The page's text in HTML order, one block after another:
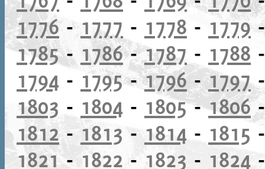
1776- 1777 - 1778 - 1779
1785- 1786-1787 - 1788
1794 - 1795-1796- 1797
1803 - 1804 - 1805-1806
1812 - 1813 - 1814 - 1815
1821- 1822 - 1823 - 1824